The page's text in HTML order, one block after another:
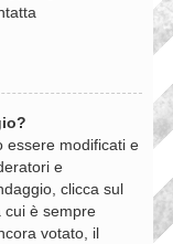
essere modificati e
e
clicca sul
cui è sempre
votato, il